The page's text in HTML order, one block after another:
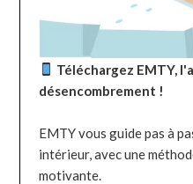
Téléchargez EMTY,
désencombrement !
EMTY vous guide pas à
intérieur, avec une
motivante.